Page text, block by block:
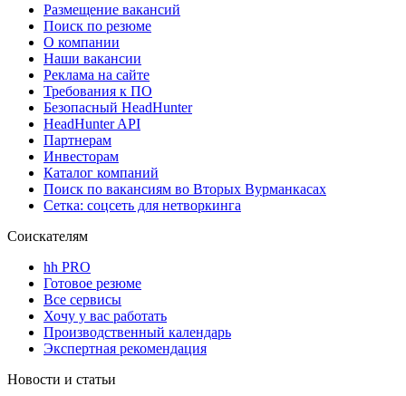
Размещение вакансий
Поиск по резюме
О компании
Наши вакансии
Реклама на сайте
Требования к ПО
Безопасный HeadHunter
HeadHunter API
Партнерам
Инвесторам
Каталог компаний
Поиск по вакансиям во Вторых Вурманкасах
Сетка: соцсеть для нетворкинга
Соискателям
hh PRO
Готовое резюме
Все сервисы
Хочу у вас работать
Производственный календарь
Экспертная рекомендация
Новости и статьи